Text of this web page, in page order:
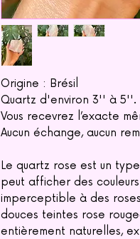
Origine : Brésil
Quartz d'environ 3'' à 5''.
Vous recevrez l’exacte
Aucun échange, aucun
Le quartz rose est un
peut afficher des
imperceptible à des
douces teintes rose
entièrement naturelles,